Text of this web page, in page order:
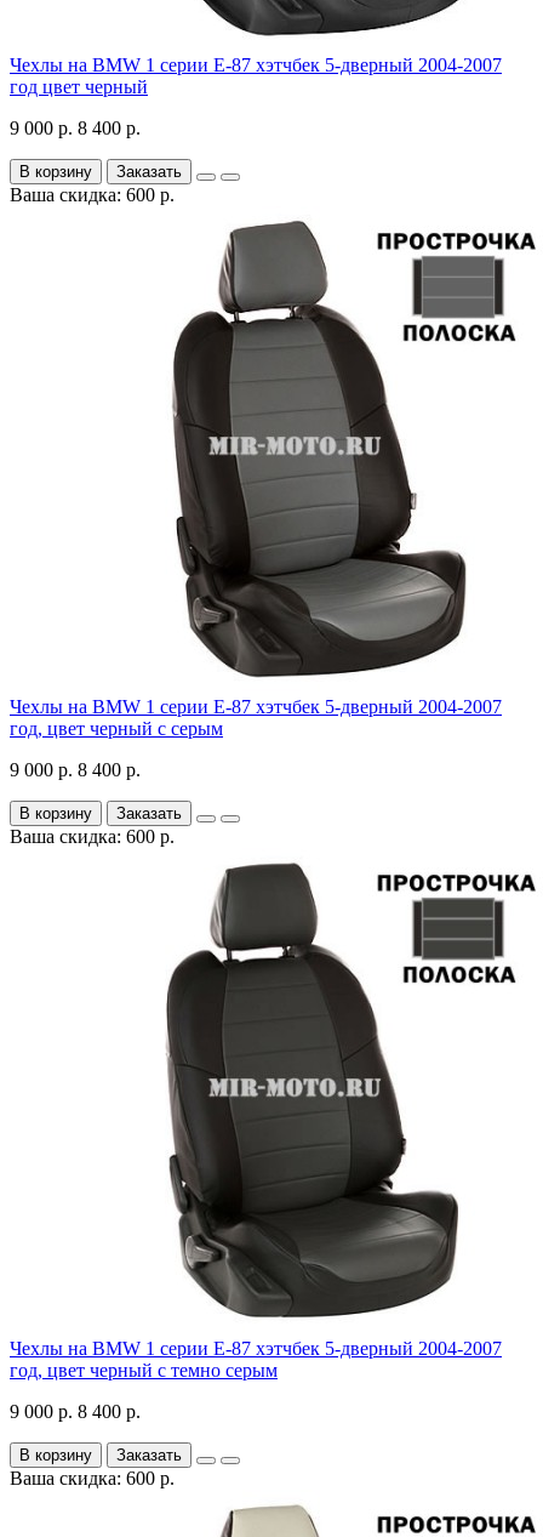
Чехлы на BMW 1 серии Е-87 хэтчбек 5-дверный 2004-2007
год цвет черный
9 000 р. 8 400 р.
В корзину Заказать
Ваша скидка: 600 р.
Чехлы на BMW 1 серии Е-87 хэтчбек 5-дверный 2004-2007
год, цвет черный с серым
9 000 р. 8 400 р.
В корзину Заказать
Ваша скидка: 600 р.
Чехлы на BMW 1 серии Е-87 хэтчбек 5-дверный 2004-2007
год, цвет черный с темно серым
9 000 р. 8 400 р.
В корзину Заказать
Ваша скидка: 600 р.